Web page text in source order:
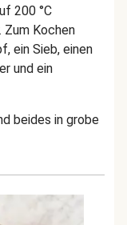
200 °C
Kochen
ein Sieb, einen
und ein
beides in grobe